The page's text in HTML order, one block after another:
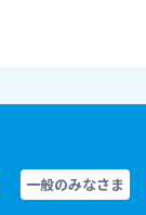
一般のみなさま